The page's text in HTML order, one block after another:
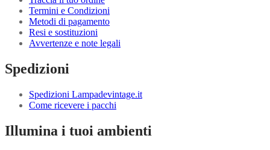
Termini e Condizioni
Metodi di pagamento
Resi e sostituzioni
Avvertenze e note legali
Spedizioni
Spedizioni Lampadevintage.it
Come ricevere i pacchi
Illumina i tuoi ambienti